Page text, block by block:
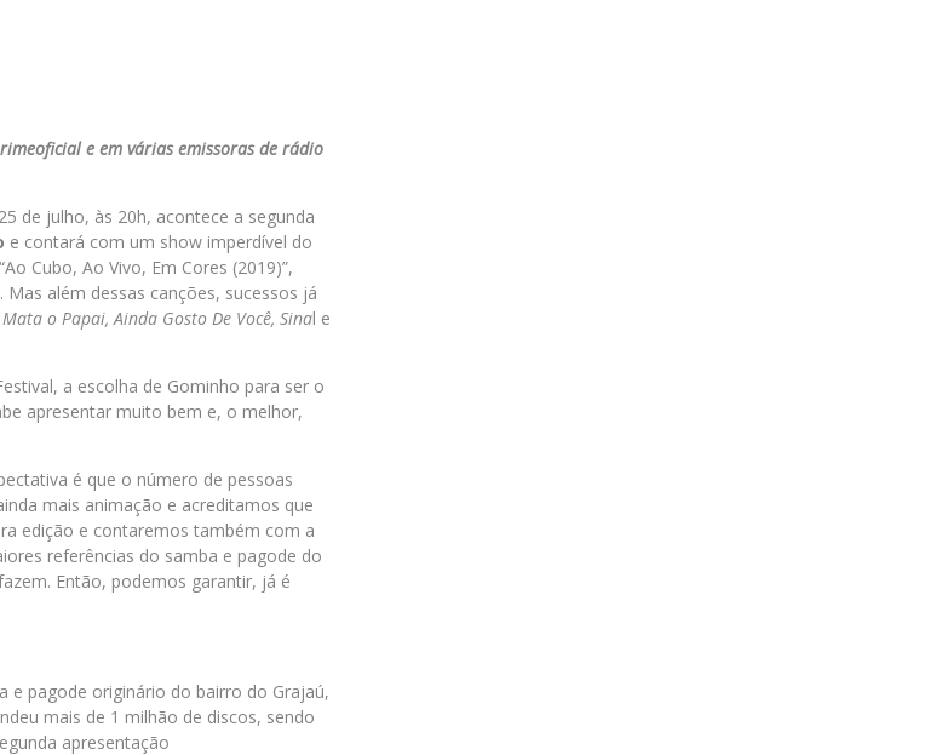
e em várias emissoras de rádio
de julho, às 20h, acontece a segunda
e contará com um show imperdível do
Cubo, Ao Vivo, Em Cores (2019)”,
. Mas além dessas canções, sucessos já
o Papai, Ainda Gosto De Você, Sinal e
a escolha de Gominho para ser o
apresentar muito bem e, o melhor,
é que o número de pessoas
mais animação e acreditamos que
edição e contaremos também com a
referências do samba e pagode do
Então, podemos garantir, já é
e pagode originário do bairro do Grajaú,
mais de 1 milhão de discos, sendo
apresentação